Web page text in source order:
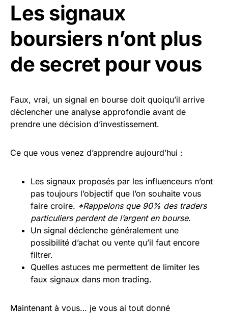
Les signaux
boursiers n’ont plus
de secret pour vous
Faux, vrai, un signal en bourse doit quoiqu’il arrive
déclencher une analyse approfondie avant de
prendre une décision d’investissement.
Ce que vous venez d’apprendre aujourd’hui :
Les signaux proposés par les influenceurs n’ont
pas toujours l’objectif que l’on souhaite vous
faire croire. *Rappelons que 90% des traders
particuliers perdent de l’argent en bourse.
Un signal déclenche généralement une
possibilité d’achat ou vente qu’il faut encore
filtrer.
Quelles astuces me permettent de limiter les
faux signaux dans mon trading.
Maintenant à vous… je vous ai tout donné